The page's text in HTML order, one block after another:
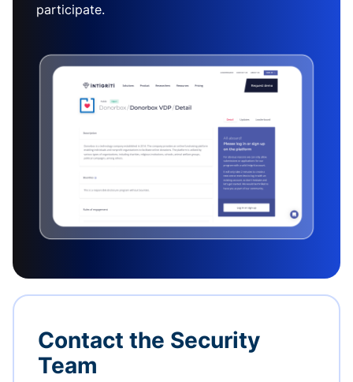
participate.
Contact the Security
Team